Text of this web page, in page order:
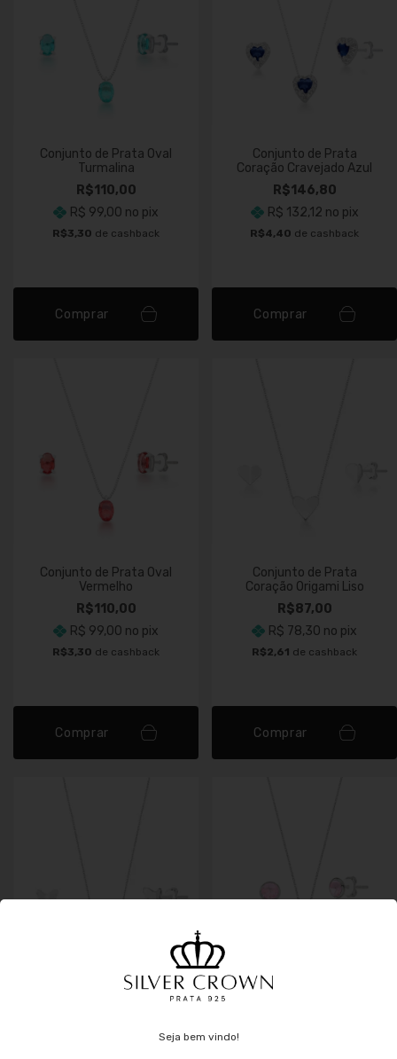
Conjunto de Prata Oval
Turmalina
R$110,00
R$ 99,00 no pix
R$3,30 de cashback
Comprar
Conjunto de Prata
Coração Cravejado Azul
R$146,80
R$ 132,12 no pix
R$4,40 de cashback
Comprar
Conjunto de Prata Oval
Vermelho
R$110,00
R$ 99,00 no pix
R$3,30 de cashback
Comprar
Conjunto de Prata
Coração Origami Liso
R$87,00
R$ 78,30 no pix
R$2,61 de cashback
Comprar
Conjunto de Prata
Conjunto de Prata
Seja bem vindo!